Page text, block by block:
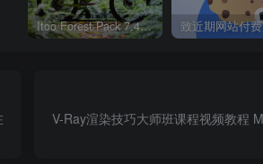
Itoo Forest Pack 7.4.20 森林插件 For 3DSMAX 2014 ~ 2023 汉化永久版
V-Ray渲染技巧大师班课程视频教程